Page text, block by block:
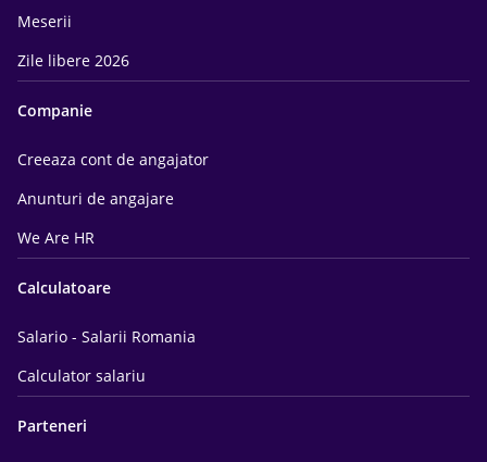
Meserii
Zile libere 2026
Companie
Creeaza cont de angajator
Anunturi de angajare
We Are HR
Calculatoare
Salario - Salarii Romania
Calculator salariu
Parteneri